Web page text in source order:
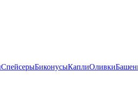
СпейсерыБиконусыКаплиОливки